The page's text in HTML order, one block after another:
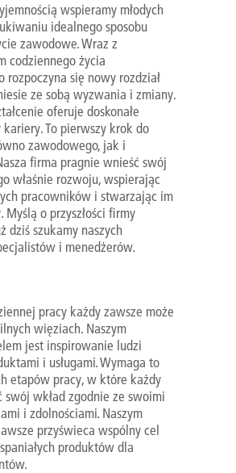
wspieramy młodych
idealnego sposobu
zawodowe. Wraz z
codziennego życia
rozpoczyna się nowy rozdział
ze sobą wyzwania i zmiany.
oferuje doskonałe
To pierwszy krok do
zawodowego, jak i
firma pragnie wnieść swój
właśnie rozwoju, wspierając
pracowników i stwarzając im
Myślą o przyszłości firmy
dziś szukamy naszych
i menedżerów.
pracy każdy zawsze może
więziach. Naszym
jest inspirowanie ludzi
i usługami. Wymaga to
etapów pracy, w które każdy
swój wkład zgodnie ze swoimi
i zdolnościami. Naszym
przyświeca wspólny cel
produktów dla